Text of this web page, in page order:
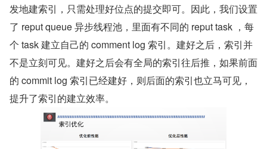
发地建索引，只需处理好位点的提交即可。因此，我们设置
了 reput queue 异步线程池，里面有不同的 reput task ，每
个 task 建立自己的 comment log 索引。建好之后，索引并
不是立刻可见。建好之后会有全局的索引往后推，如果前面
的 commit log 索引已经建好，则后面的索引也立马可见，
提升了索引的建立效率。